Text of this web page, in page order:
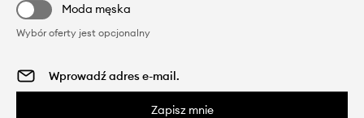
Moda męska
Wybór oferty jest opcjonalny
Zapisz mnie